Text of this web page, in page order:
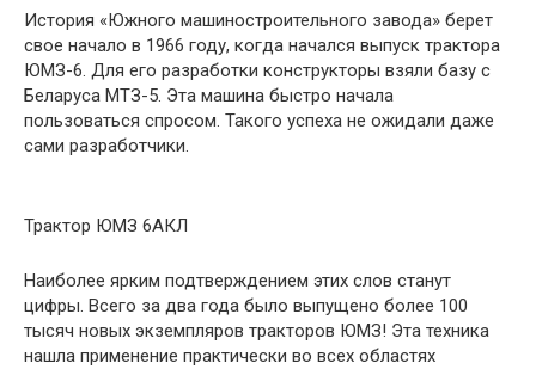
История «Южного машиностроительного завода» берет
свое начало в 1966 году, когда начался выпуск трактора
ЮМЗ-6. Для его разработки конструкторы взяли базу с
Беларуса МТЗ-5. Эта машина быстро начала
пользоваться спросом. Такого успеха не ожидали даже
сами разработчики.
Трактор ЮМЗ 6АКЛ
Наиболее ярким подтверждением этих слов станут
цифры. Всего за два года было выпущено более 100
тысяч новых экземпляров тракторов ЮМЗ! Эта техника
нашла применение практически во всех областях